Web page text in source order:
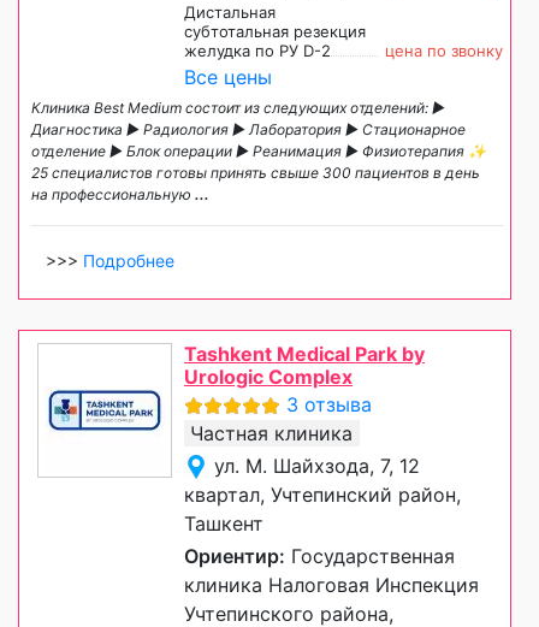
Дистальная
субтотальная резекция
желудка по РУ D-2
цена по звонку
Все цены
Клиника Best Medium состоит из следующих отделений: ►
Диагностика ► Радиология ► Лаборатория ► Стационарное
отделение ► Блок операции ► Реанимация ► Физиотерапия ✨
25 специалистов готовы принять свыше 300 пациентов в день
на профессиональную ...
>>> Подробнее
Tashkent Medical Park by
Urologic Complex
3 отзыва
Частная клиника
ул. М. Шайхзода, 7, 12
квартал, Учтепинский район,
Ташкент
Ориентир: Государственная
клиника Налоговая Инспекция
Учтепинского района,